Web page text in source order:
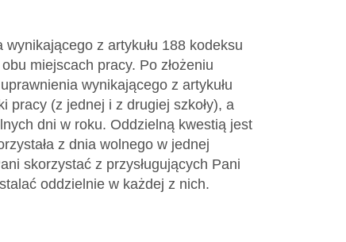
z artykułu 188 kodeksu
miejscach pracy. Po złożeniu
wynikającego z artykułu
pracy (z jednej i z drugiej szkoły), a
dni w roku. Oddzielną kwestią jest
z dnia wolnego w jednej
skorzystać z przysługujących Pani
oddzielnie w każdej z nich.